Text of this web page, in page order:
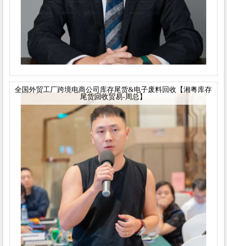
全国外贸工厂跨境电商公司库存尾货&电子废料回收【湘粤库存
尾货回收贸易-周总】